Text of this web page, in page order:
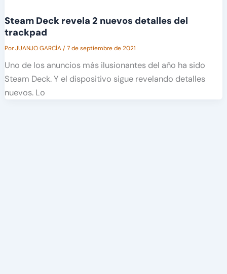
Steam Deck revela 2 nuevos detalles del
trackpad
PorJUANJO GARCÍA/7 de septiembre de 2021
Uno de los anuncios más ilusionantes del año ha sido
Steam Deck. Y el dispositivo sigue revelando detalles
nuevos. Lo